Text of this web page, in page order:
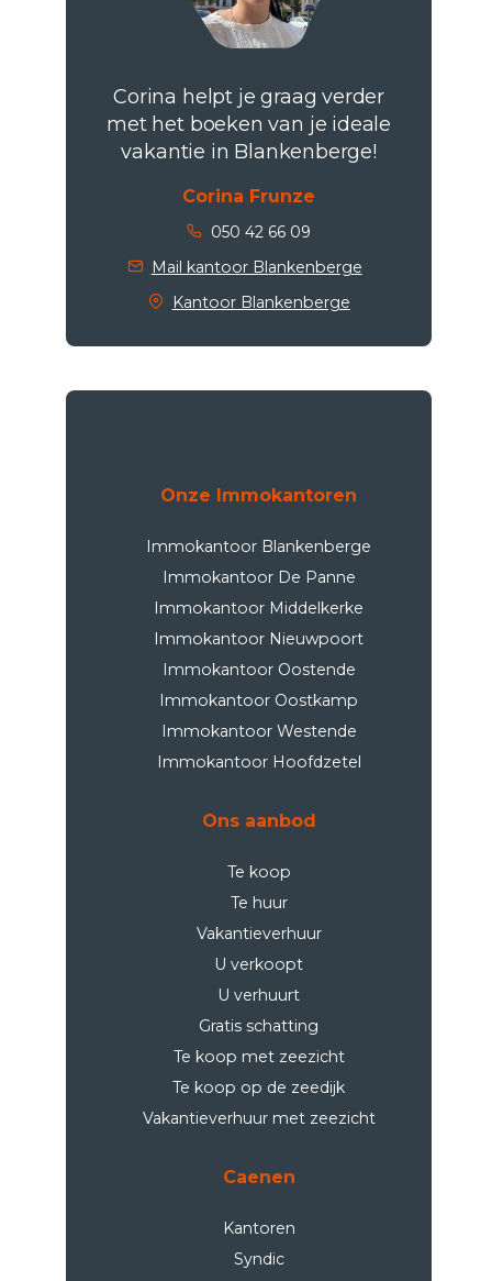
Corina helpt je graag verder
met het boeken van je ideale
vakantie in Blankenberge!
Corina Frunze
050 42 66 09
Mail kantoor Blankenberge
Kantoor Blankenberge
Onze Immokantoren
Immokantoor Blankenberge
Immokantoor De Panne
Immokantoor Middelkerke
Immokantoor Nieuwpoort
Immokantoor Oostende
Immokantoor Oostkamp
Immokantoor Westende
Immokantoor Hoofdzetel
Ons aanbod
Te koop
Te huur
Vakantieverhuur
U verkoopt
U verhuurt
Gratis schatting
Te koop met zeezicht
Te koop op de zeedijk
Vakantieverhuur met zeezicht
Caenen
Kantoren
Syndic